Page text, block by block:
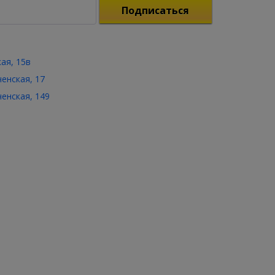
Подписаться
15в
17
149